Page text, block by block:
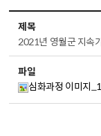
제목
2021년 영월군 지속
파일
심화과정 이미지